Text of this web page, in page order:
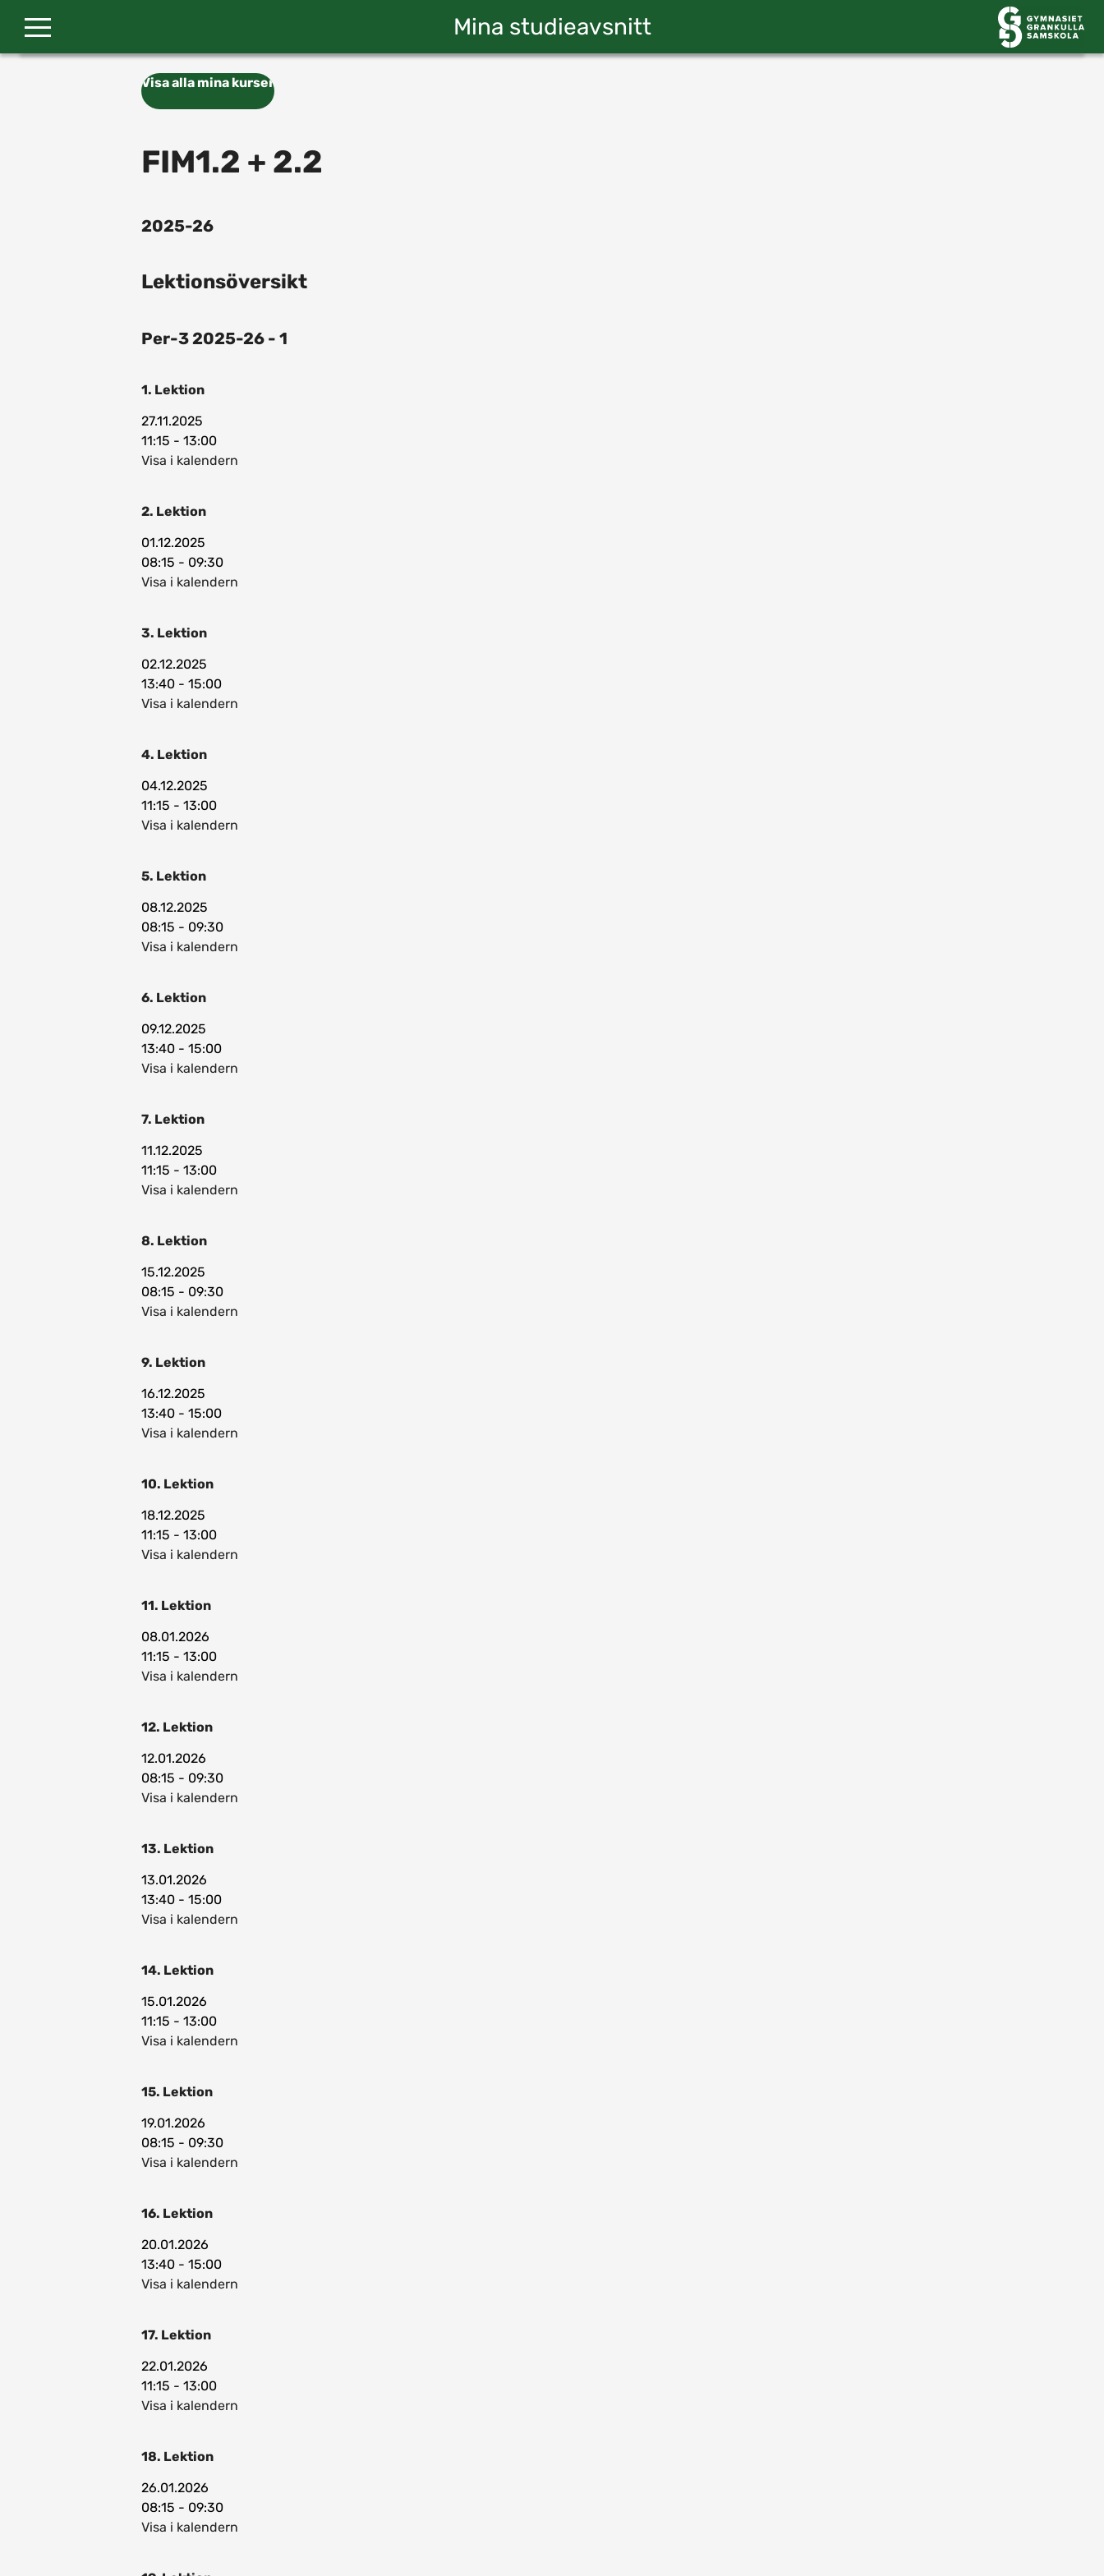
Mina studieavsnitt
Visa alla mina kurser
FIM1.2 + 2.2
2025-26
Lektionsöversikt
Per-3 2025-26 - 1
1. Lektion
27.11.2025
11:15 - 13:00
Visa i kalendern
2. Lektion
01.12.2025
08:15 - 09:30
Visa i kalendern
3. Lektion
02.12.2025
13:40 - 15:00
Visa i kalendern
4. Lektion
04.12.2025
11:15 - 13:00
Visa i kalendern
5. Lektion
08.12.2025
08:15 - 09:30
Visa i kalendern
6. Lektion
09.12.2025
13:40 - 15:00
Visa i kalendern
7. Lektion
11.12.2025
11:15 - 13:00
Visa i kalendern
8. Lektion
15.12.2025
08:15 - 09:30
Visa i kalendern
9. Lektion
16.12.2025
13:40 - 15:00
Visa i kalendern
10. Lektion
18.12.2025
11:15 - 13:00
Visa i kalendern
11. Lektion
08.01.2026
11:15 - 13:00
Visa i kalendern
12. Lektion
12.01.2026
08:15 - 09:30
Visa i kalendern
13. Lektion
13.01.2026
13:40 - 15:00
Visa i kalendern
14. Lektion
15.01.2026
11:15 - 13:00
Visa i kalendern
15. Lektion
19.01.2026
08:15 - 09:30
Visa i kalendern
16. Lektion
20.01.2026
13:40 - 15:00
Visa i kalendern
17. Lektion
22.01.2026
11:15 - 13:00
Visa i kalendern
18. Lektion
26.01.2026
08:15 - 09:30
Visa i kalendern